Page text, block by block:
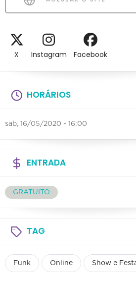
X Instagram Facebook
HORÁRIOS
sab, 16/05/2020 - 16:00
ENTRADA
GRATUITO
TAG
Funk Online Show e